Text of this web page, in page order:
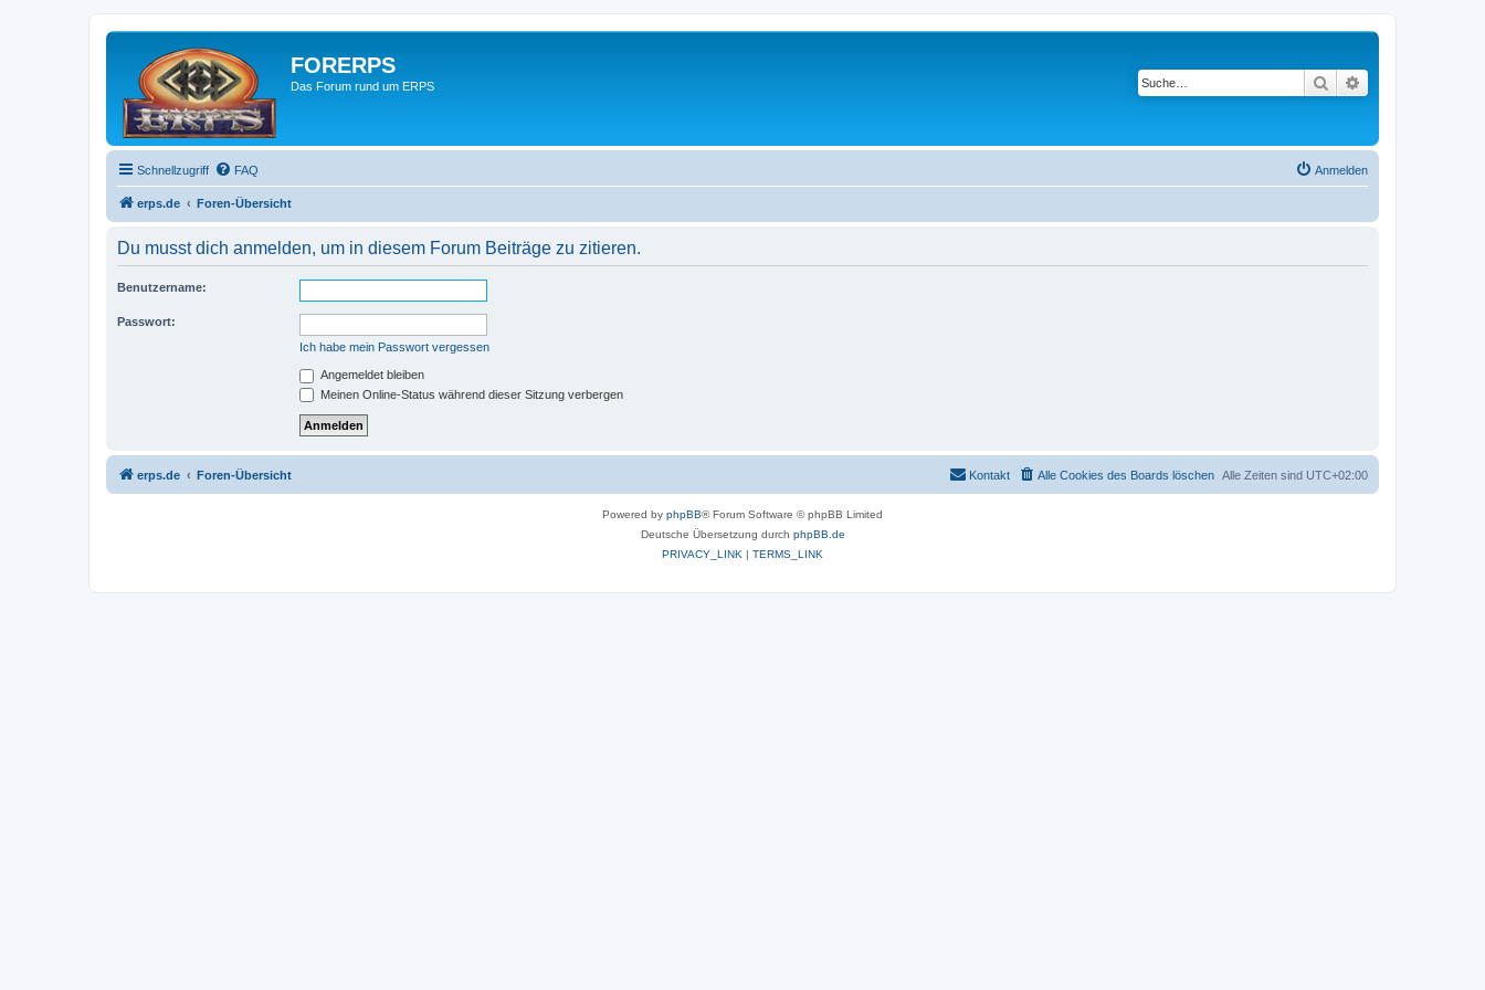
FORERPS
Das Forum rund um ERPS Suche
Schnellzugriff FAQ Anmelden
erps.de Foren-Übersicht
Du musst dich anmelden, um in diesem Forum Beiträge zu zitieren.
Benutzername:
Passwort:
Ich habe mein Passwort vergessen
Angemeldet bleiben
Meinen Online-Status während dieser Sitzung verbergen
erps.de Foren-Übersicht Alle Zeiten sind UTC+02:00
Alle Cookies des Boards löschen
Kontakt
Powered by phpBB® Forum Software © phpBB Limited
Deutsche Übersetzung durch phpBB.de
PRIVACY_LINK | TERMS_LINK